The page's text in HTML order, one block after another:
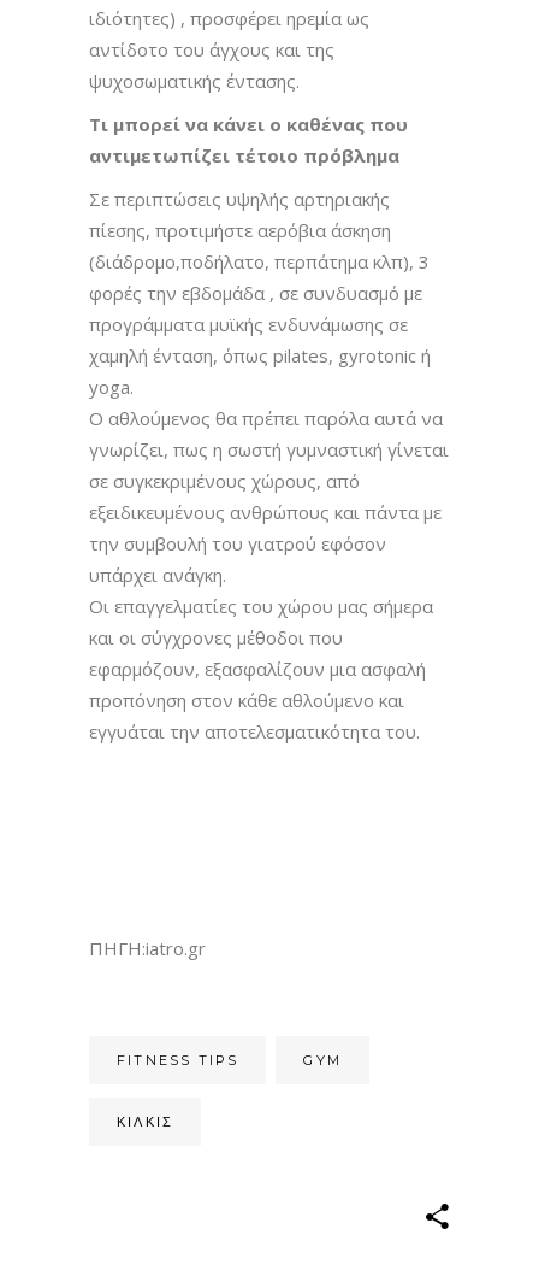
ιδιότητες) , προσφέρει ηρεμία ως
αντίδοτο του άγχους και της
ψυχοσωματικής έντασης.
Τι μπορεί να κάνει ο καθένας που
αντιμετωπίζει τέτοιο πρόβλημα
Σε περιπτώσεις υψηλής αρτηριακής
πίεσης, προτιμήστε αερόβια άσκηση
(διάδρομο,ποδήλατο, περπάτημα κλπ), 3
φορές την εβδομάδα , σε συνδυασμό με
προγράμματα μυϊκής ενδυνάμωσης σε
χαμηλή ένταση, όπως pilates, gyrotonic ή
yoga.
Ο αθλούμενος θα πρέπει παρόλα αυτά να
γνωρίζει, πως η σωστή γυμναστική γίνεται
σε συγκεκριμένους χώρους, από
εξειδικευμένους ανθρώπους και πάντα με
την συμβουλή του γιατρού εφόσον
υπάρχει ανάγκη.
Οι επαγγελματίες του χώρου μας σήμερα
και οι σύγχρονες μέθοδοι που
εφαρμόζουν, εξασφαλίζουν μια ασφαλή
προπόνηση στον κάθε αθλούμενο και
εγγυάται την αποτελεσματικότητα του.
ΠΗΓΗ:iatro.gr
FITNESS TIPS GYM
ΚΙΛΚΊΣ